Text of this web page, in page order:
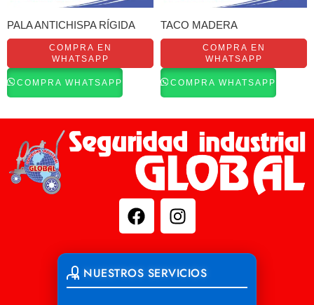
PALA ANTICHISPA RÍGIDA
COMPRA EN
WHATSAPP
COMPRA WHATSAPP
TACO MADERA
COMPRA EN
WHATSAPP
COMPRA WHATSAPP
NUESTROS SERVICIOS